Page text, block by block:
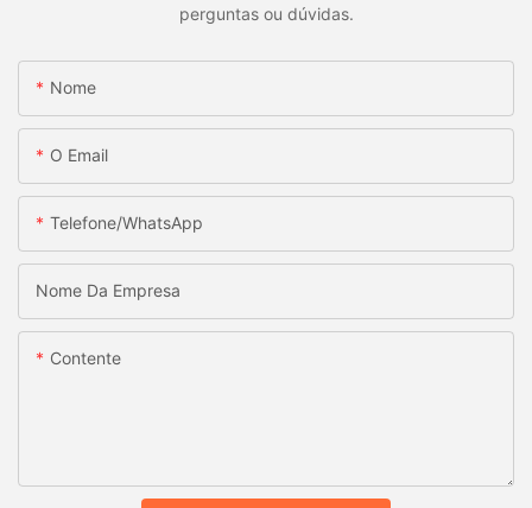
perguntas ou dúvidas.
Nome
O Email
Telefone/WhatsApp
Nome Da Empresa
Contente